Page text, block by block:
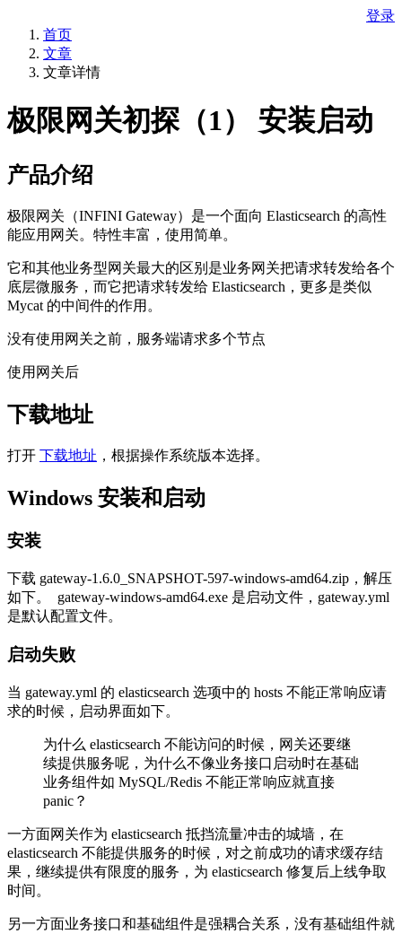
登录
首页
文章
文章详情
极限网关初探（1） 安装启动
产品介绍
极限网关（INFINI Gateway）是一个面向 Elasticsearch 的高性
能应用网关。特性丰富，使用简单。
它和其他业务型网关最大的区别是业务网关把请求转发给各个
底层微服务，而它把请求转发给 Elasticsearch，更多是类似
Mycat 的中间件的作用。
没有使用网关之前，服务端请求多个节点
使用网关后
下载地址
打开 下载地址 ，根据操作系统版本选择。
Windows 安装和启动
安装
下载 gateway-1.6.0_SNAPSHOT-597-windows-amd64.zip，解压
如下。
gateway-windows-amd64.exe 是启动文件，gateway.yml
是默认配置文件。
启动失败
当 gateway.yml 的 elasticsearch 选项中的 hosts 不能正常响应请
求的时候，启动界面如下。
为什么 elasticsearch 不能访问的时候，网关还要继
续提供服务呢，为什么不像业务接口启动时在基础
业务组件如 MySQL/Redis 不能正常响应就直接
panic？
一方面网关作为 elasticsearch 抵挡流量冲击的城墙，在
elasticsearch 不能提供服务的时候，对之前成功的请求缓存结
果，继续提供有限度的服务，为 elasticsearch 修复后上线争取
时间。
另一方面业务接口和基础组件是强耦合关系，没有基础组件就